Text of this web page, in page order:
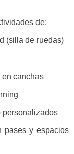
de:
(silla de ruedas)
en canchas
personalizados
pases y espacios